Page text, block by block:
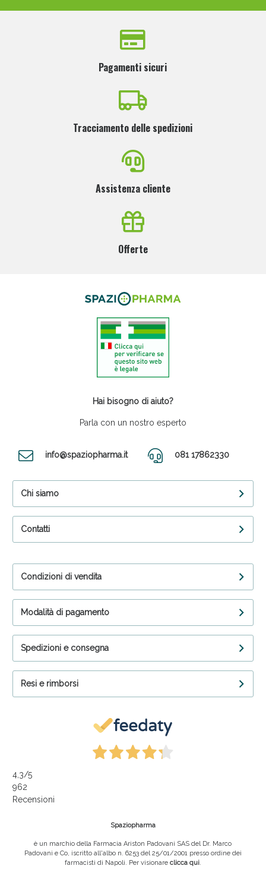
Pagamenti sicuri
Tracciamento delle spedizioni
Assistenza cliente
Offerte
Hai bisogno di aiuto?
Parla con un nostro esperto
info@spaziopharma.it 081 17862330
Chi siamo
Contatti
Condizioni di vendita
Modalità di pagamento
Spedizioni e consegna
Resi e rimborsi
4,3/5
962
Recensioni
Spaziopharma
è un marchio della Farmacia Ariston Padovani SAS del Dr. Marco
Padovani e Co, iscritto all'albo n. 6253 del 25/01/2001 presso ordine dei
farmacisti di Napoli. Per visionare clicca qui.